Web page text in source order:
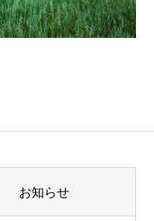
お知らせ